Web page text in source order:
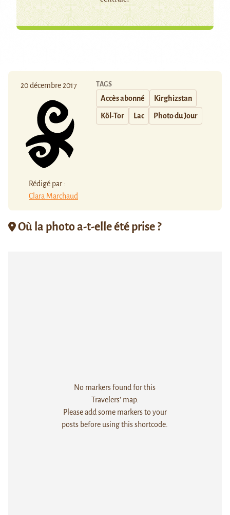
20 décembre 2017
Rédigé par :
Clara Marchaud
TAGS
Accès abonné Kirghizstan
Köl-Tor Lac Photo du Jour
Où la photo a-t-elle été prise ?
No markers found for this
Travelers' map.
Please add some markers to your
posts before using this shortcode.